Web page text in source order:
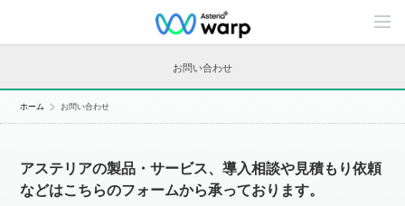
C
n
n
お問い合わせ
ホーム お問い合わせ
アステリアの製品・サービス、導入相談や見積もり依頼
などはこちらのフォームから承っております。